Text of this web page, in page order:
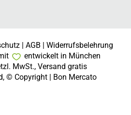
| AGB | Widerrufsbelehrung
entwickelt in München
MwSt., Versand gratis
© Copyright | Bon Mercato